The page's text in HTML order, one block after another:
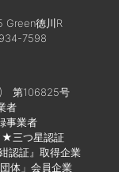
徳川R
7598
第106825号
者
事業者
三つ星認証
認証』取得企業
体」会員企業